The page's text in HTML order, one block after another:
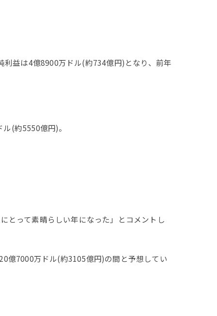
益は4億8900万ドル(約734億円)となり、前年
(約5550億円)。
とって素晴らしい年になった」とコメントし
億7000万ドル(約3105億円)の間と予想してい